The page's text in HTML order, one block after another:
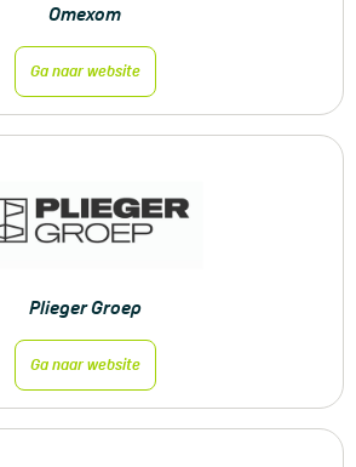
Omexom
Ga naar website
Plieger Groep
Ga naar website